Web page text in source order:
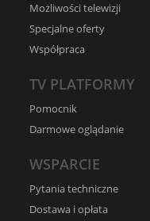
Możliwości telewizji
Specjalne oferty
Współpraca
TV PLATFORMY
Pomocnik
Darmowe oglądanie
WSPARCIE
Pytania techniczne
Dostawa i opłata